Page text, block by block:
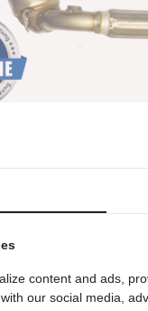
content and ads,
our social media,